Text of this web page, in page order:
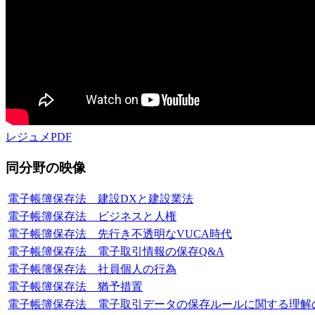
レジュメPDF
同分野の映像
電子帳簿保存法 建設DXと建設業法
電子帳簿保存法 ビジネスと人権
電子帳簿保存法 先行き不透明なVUCA時代
電子帳簿保存法 電子取引情報の保存Q&A
電子帳簿保存法 社員個人の行為
電子帳簿保存法 猶予措置
電子帳簿保存法 電子取引データの保存ルールに関する理解